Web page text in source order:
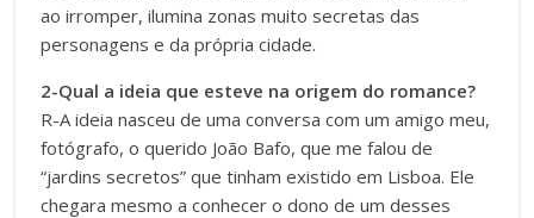
ao irromper, ilumina zonas muito secretas das
personagens e da própria cidade.
2-Qual a ideia que esteve na origem do romance?
R-A ideia nasceu de uma conversa com um amigo meu,
fotógrafo, o querido João Bafo, que me falou de
“jardins secretos” que tinham existido em Lisboa. Ele
chegara mesmo a conhecer o dono de um desses